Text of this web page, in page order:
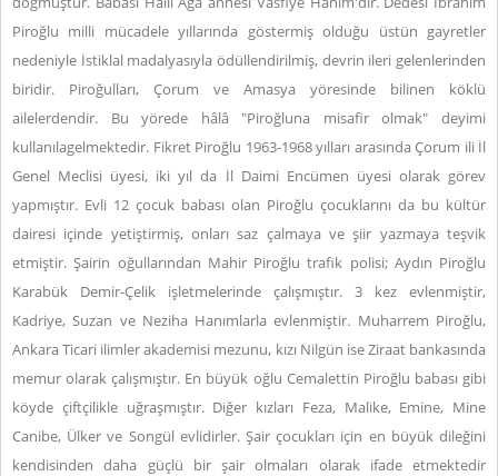
Piroğlu milli mücadele yıllarında göstermiş olduğu üstün gayretler
nedeniyle İstiklal madalyasıyla ödüllendirilmiş, devrin ileri gelenlerinden
biridir. Piroğulları, Çorum ve Amasya yöresinde bilinen köklü
ailelerdendir. Bu yörede hâlâ "Piroğluna misafir olmak" deyimi
kullanılagelmektedir. Fikret Piroğlu 1963-1968 yılları arasında Çorum ili İl
Genel Meclisi üyesi, iki yıl da İl Daimi Encümen üyesi olarak görev
yapmıştır. Evli 12 çocuk babası olan Piroğlu çocuklarını da bu kültür
dairesi içinde yetiştirmiş, onları saz çalmaya ve şiir yazmaya teşvik
etmiştir. Şairin oğullarından Mahir Piroğlu trafik polisi; Aydın Piroğlu
Karabük Demir-Çelik işletmelerinde çalışmıştır. 3 kez evlenmiştir,
Kadriye, Suzan ve Neziha Hanımlarla evlenmiştir. Muharrem Piroğlu,
Ankara Ticari ilimler akademisi mezunu, kızı Nilgün ise Ziraat bankasında
memur olarak çalışmıştır. En büyük oğlu Cemalettin Piroğlu babası gibi
köyde çiftçilikle uğraşmıştır. Diğer kızları Feza, Malike, Emine, Mine
Canibe, Ülker ve Songül evlidirler. Şair çocukları için en büyük dileğini
kendisinden daha güçlü bir şair olmaları olarak ifade etmektedir